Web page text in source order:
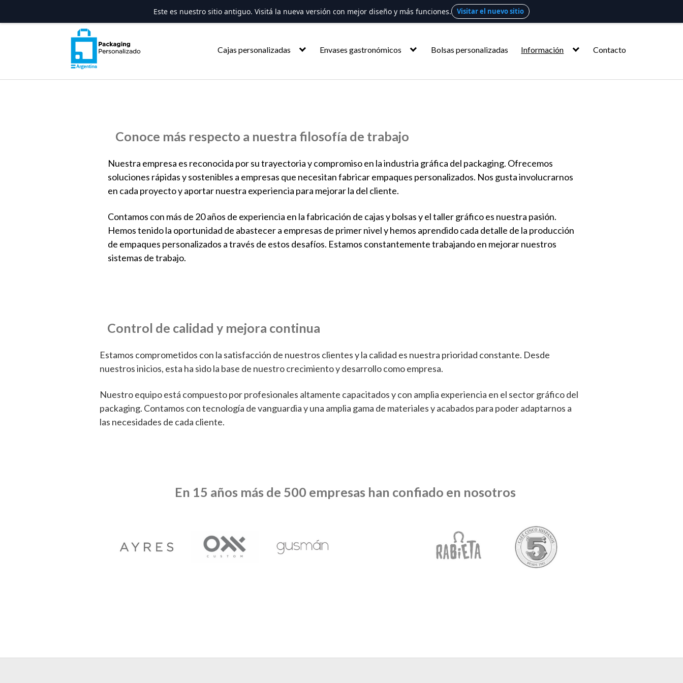
Saltar
Cajas personalizadas Envases gastronómicos Bolsas personalizadas Información Contacto
Conoce más respecto a nuestra filosofía de trabajo
Nuestra empresa es reconocida por su trayectoria y compromiso en la industria gráfica del packaging. Ofrecemos
soluciones rápidas y sostenibles a empresas que necesitan fabricar empaques personalizados. Nos gusta involucrarnos
en cada proyecto y aportar nuestra experiencia para mejorar la del cliente.
Contamos con más de 20 años de experiencia en la fabricación de cajas y bolsas y el taller gráfico es nuestra pasión.
Hemos tenido la oportunidad de abastecer a empresas de primer nivel y hemos aprendido cada detalle de la producción
de empaques personalizados a través de estos desafíos. Estamos constantemente trabajando en mejorar nuestros
sistemas de trabajo.
Control de calidad y mejora continua
Estamos comprometidos con la satisfacción de nuestros clientes y la calidad es nuestra prioridad constante. Desde
nuestros inicios, esta ha sido la base de nuestro crecimiento y desarrollo como empresa.
Nuestro equipo está compuesto por profesionales altamente capacitados y con amplia experiencia en el sector gráfico del
packaging. Contamos con tecnología de vanguardia y una amplia gama de materiales y acabados para poder adaptarnos a
las necesidades de cada cliente.
En 15 años más de 500 empresas han confiado en nosotros
Este es nuestro sitio antiguo. Visitá la nueva versión con mejor diseño y más funciones. Visitar el nuevo sitio